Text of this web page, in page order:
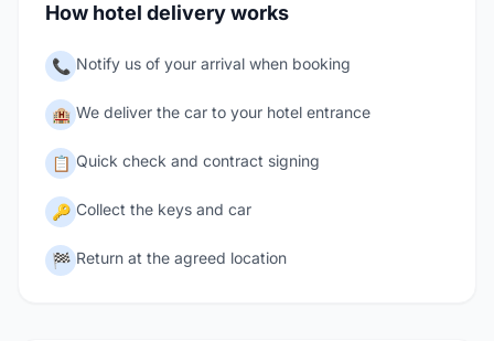
How hotel delivery works
📞 Notify us of your arrival when booking
🏨 We deliver the car to your hotel entrance
📋 Quick check and contract signing
🔑 Collect the keys and car
🏁 Return at the agreed location